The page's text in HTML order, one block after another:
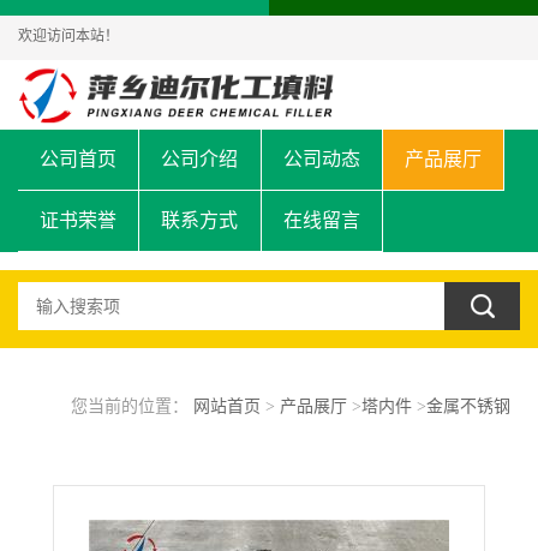
欢迎访问本站！
公司首页 公司介绍 公司动态 产品展厅
证书荣誉 联系方式 在线留言
您当前的位置： 网站首页 > 产品展厅 >塔内件>金属不锈钢